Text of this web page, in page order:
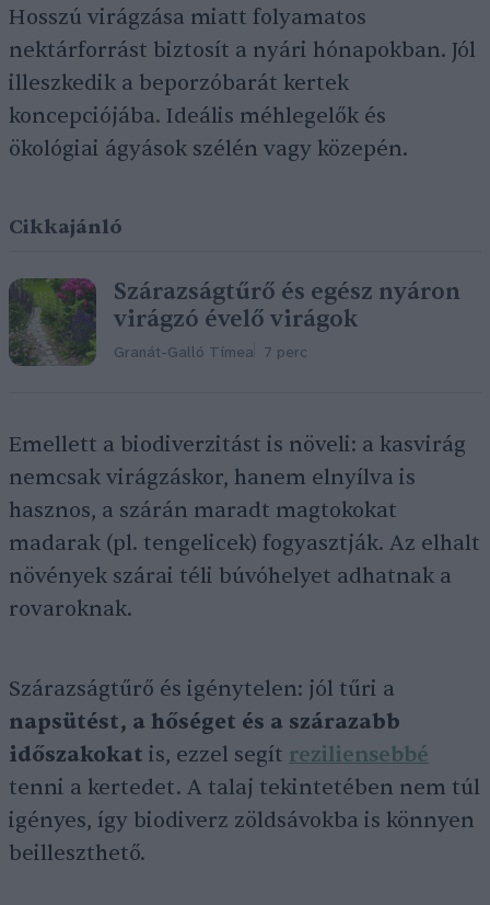
Hosszú virágzása miatt folyamatos
nektárforrást biztosít a nyári hónapokban. Jól
illeszkedik a beporzóbarát kertek
koncepciójába. Ideális méhlegelők és
ökológiai ágyások szélén vagy közepén.
Cikkajánló
Szárazságtűrő és egész nyáron
virágzó évelő virágok
Granát-Galló Tímea 7 perc
Emellett a biodiverzitást is növeli: a kasvirág
nemcsak virágzáskor, hanem elnyílva is
hasznos, a szárán maradt magtokokat
madarak (pl. tengelicek) fogyasztják. Az elhalt
növények szárai téli búvóhelyet adhatnak a
rovaroknak.
Szárazságtűrő és igénytelen: jól tűri a
napsütést, a hőséget és a szárazabb
időszakokat is, ezzel segít reziliensebbé
tenni a kertedet. A talaj tekintetében nem túl
igényes, így biodiverz zöldsávokba is könnyen
beilleszthető.